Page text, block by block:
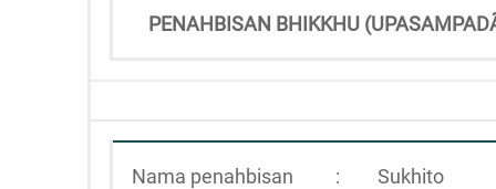
PENAHBISAN BHIKKHU
Nama penahbisan : Sukhito